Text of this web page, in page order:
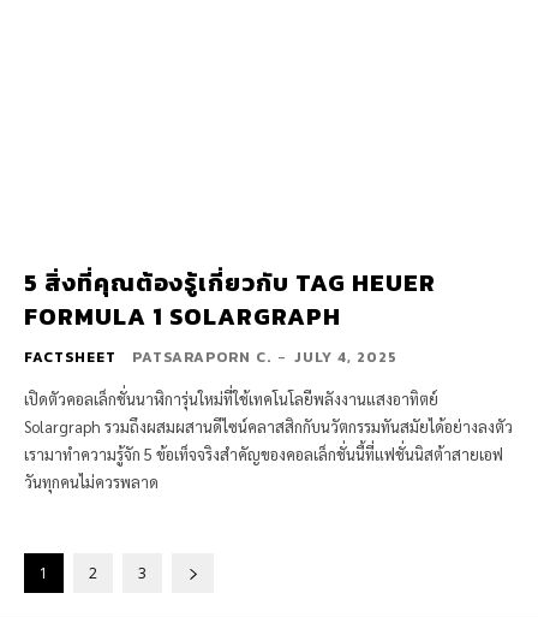
5 สิ่งที่คุณต้องรู้เกี่ยวกับ TAG HEUER
FORMULA 1 SOLARGRAPH
FACTSHEET PATSARAPORN C. - JULY 4, 2025
เปิดตัวคอลเล็กชั่นนาฬิการุ่นใหม่ที่ใช้เทคโนโลยีพลังงานแสงอาทิตย์
Solargraph รวมถึงผสมผสานดีไซน์คลาสสิกกับนวัตกรรมทันสมัยได้อย่างลงตัว
เรามาทำความรู้จัก 5 ข้อเท็จจริงสำคัญของคอลเล็กชั่นนี้ที่แฟชั่นนิสต้าสายเอฟ
วันทุกคนไม่ควรพลาด
1 2 3